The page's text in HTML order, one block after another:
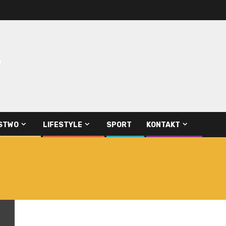
LIFESTYLE SPORT KONTAKT